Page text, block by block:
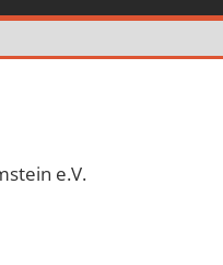
e.V.